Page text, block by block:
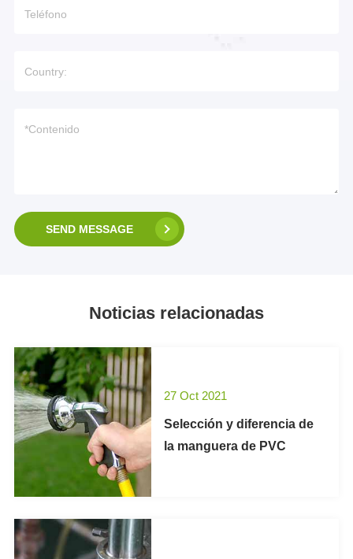
SEND MESSAGE
Noticias relacionadas
27 Oct 2021
Selección y diferencia de
la manguera de PVC